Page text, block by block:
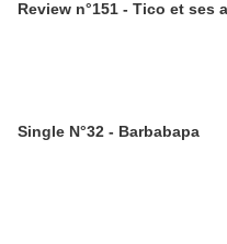
Review n°151 - Tico et ses
Single N°32 - Barbabapa